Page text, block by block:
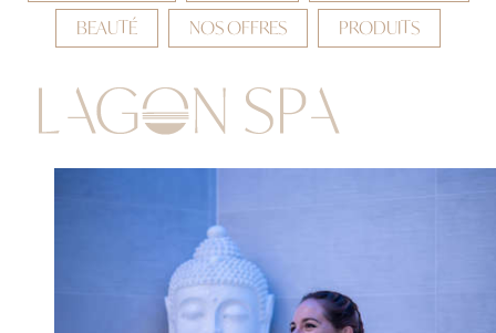
BEAUTÉ
NOS OFFRES PRODUITS